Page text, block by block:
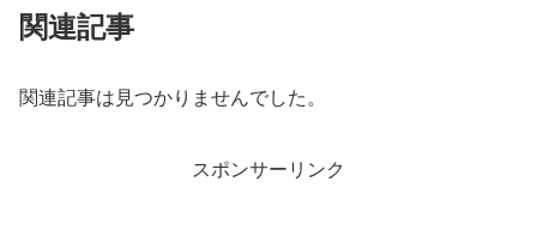
関連記事
関連記事は見つかりませんでした。
スポンサーリンク